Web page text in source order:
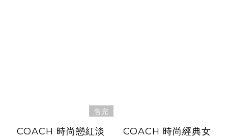
售完
COACH 時尚戀紅淡
COACH 時尚經典女